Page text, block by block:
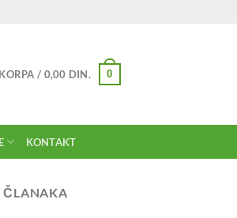
KORPA / 0,00 DIN. 0
KONTAKT
ČLANAKA